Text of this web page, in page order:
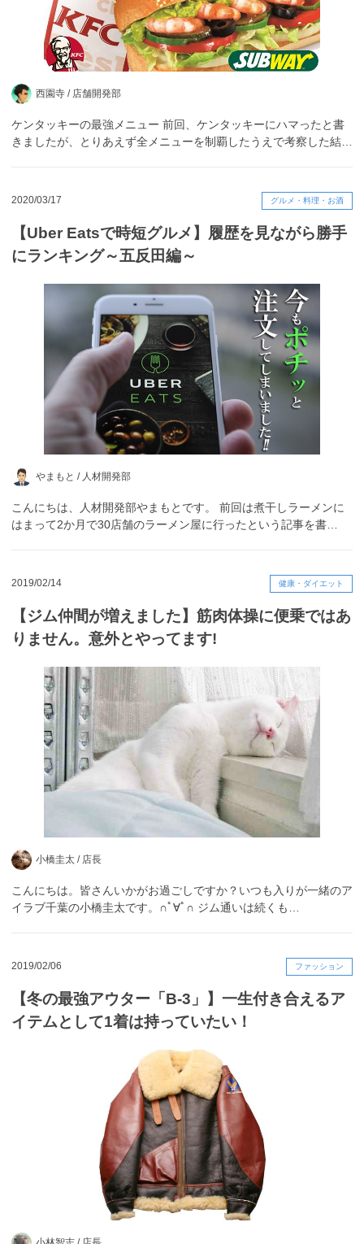
西園寺 / 店舗開発部
ケンタッキーの最強メニュー 前回、ケンタッキーにハマったと書
きましたが、とりあえず全メニューを制覇したうえで考察した結…
2020/03/17 グルメ・料理・お酒
【Uber Eatsで時短グルメ】履歴を見ながら勝手
にランキング～五反田編～
やまもと / 人材開発部
こんにちは、人材開発部やまもとです。 前回は煮干しラーメンに
はまって2か月で30店舗のラーメン屋に行ったという記事を書…
2019/02/14 健康・ダイエット
【ジム仲間が増えました】筋肉体操に便乗ではあ
りません。意外とやってます!
小橋圭太 / 店長
こんにちは。皆さんいかがお過ごしですか？いつも入りが一緒のア
イラブ千葉の小橋圭太です。∩ﾟ∀ﾟ∩ ジム通いは続くも…
2019/02/06 ファッション
【冬の最強アウター「B-3」】一生付き合えるア
イテムとして1着は持っていたい！